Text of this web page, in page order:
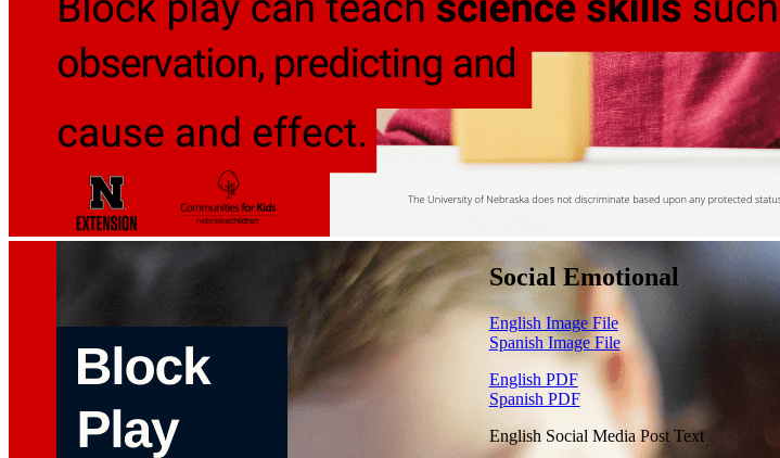
Social Emotional
English Image File
Spanish Image File
English PDF
Spanish PDF
English Social Media Post Text